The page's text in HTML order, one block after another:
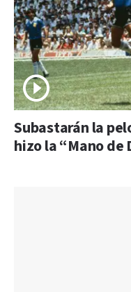
Subastarán la
hizo la “Mano de